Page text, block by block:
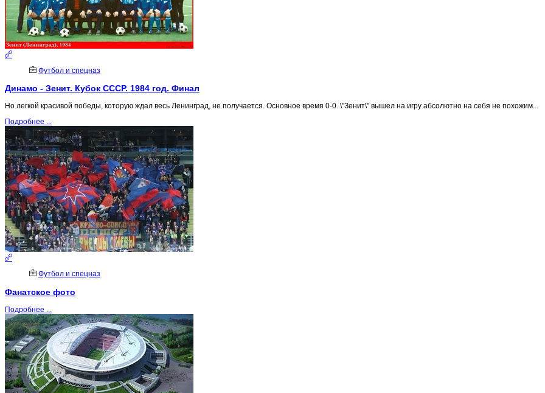
Футбол и спецназ
Динамо - Зенит. Кубок СССР. 1984 год. Финал
Но легкой красивой победы, которую ждал весь Ленинград, не получается. Основное время 0-0. \"Зенит\" вышел на игру абсолютно на себя не похожим...
Подробнее ...
Футбол и спецназ
Фанатское фото
Подробнее ...